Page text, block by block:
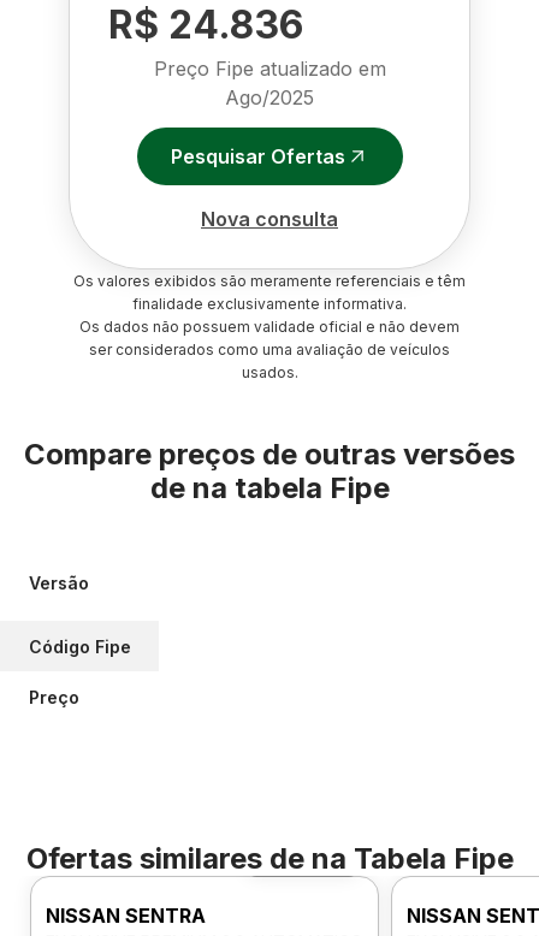
R$ 24.836
Preço Fipe atualizado em
Ago/2025
Pesquisar Ofertas
Nova consulta
Os valores exibidos são meramente referenciais e têm
finalidade exclusivamente informativa.
Os dados não possuem validade oficial e não devem
ser considerados como uma avaliação de veículos
usados.
Compare preços de outras versões
de na tabela Fipe
Versão
Código Fipe
Preço
Ofertas similares de na Tabela Fipe
Foto 360º
NISSAN SENTRA NISSAN